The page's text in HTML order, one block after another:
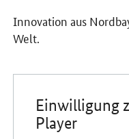
Innovation aus
Welt.
Einwilligung
Player